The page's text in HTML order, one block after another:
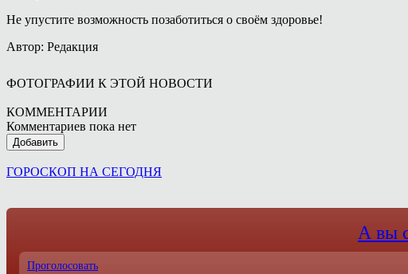
Не упустите возможность позаботиться о своём здоровье!
Автор: Редакция
ФОТОГРАФИИ К ЭТОЙ НОВОСТИ
КОММЕНТАРИИ
Комментариев пока нет
Добавить
ГОРОСКОП НА СЕГОДНЯ
А вы
Проголосовать